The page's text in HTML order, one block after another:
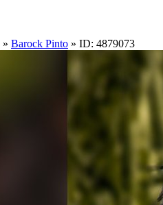
» Barock Pinto » ID: 4879073